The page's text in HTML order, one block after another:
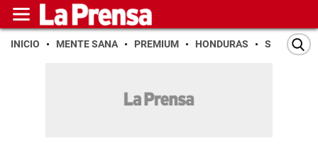
INICIO MENTE SANA PREMIUM HONDURAS SAN PEDRO